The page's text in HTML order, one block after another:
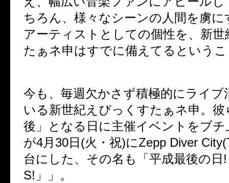
ちろん、様々なシーンの人間を虜に
アーティストとしての個性を、新
たぁネ申はすでに備えてるという
今も、毎週欠かさず積極的にライブ
いる新世紀えぴっくすたぁネ申。彼
後」となる日に主催イベントをブ
が4月30日(火・祝)にZepp Diver
台にした、その名も「平成最後の日
S!」」。